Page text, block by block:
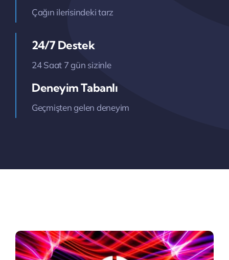
Çağın ilerisindeki tarz
24/7 Destek
24 Saat 7 gün sizinle
Deneyim Tabanlı
Geçmişten gelen deneyim